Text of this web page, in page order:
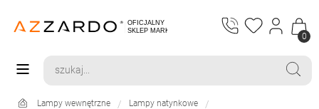
0
Lampy wewnętrzne Lampy natynkowe